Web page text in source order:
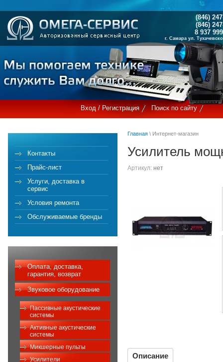
(846)
(846)
8 937
г. Самара ул.
Вход / Регистрация Поиск по сайту
Контакты
Прайс-лист
Услуги, доставка в
сервис
Условия ремонта
Обслуживаемые бренды
Оплата, доставка,
гарантия, возврат
Звуковое оборудование
Пассивные акустические
системы
Активные акустические
системы
Микшерные пульты
Усилители
Главная \ Интернет-магазин
Усилитель
Артикул: нет
Описание